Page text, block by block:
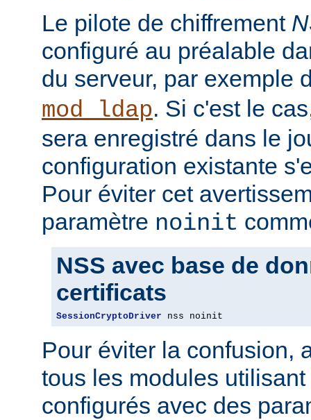
Le pilote de chiffrement
configuré au préalable
du serveur, par exemple
mod_ldap. Si c'est le
sera enregistré dans le
configuration existante
Pour éviter cet
paramètre noinit
NSS avec base de
certificats
SessionCryptoDriver nss noinit
Pour éviter la confusion,
tous les modules
configurés avec des